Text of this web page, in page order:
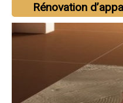
Rénovation